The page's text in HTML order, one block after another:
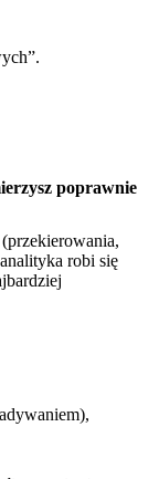
poprawnie
robi się